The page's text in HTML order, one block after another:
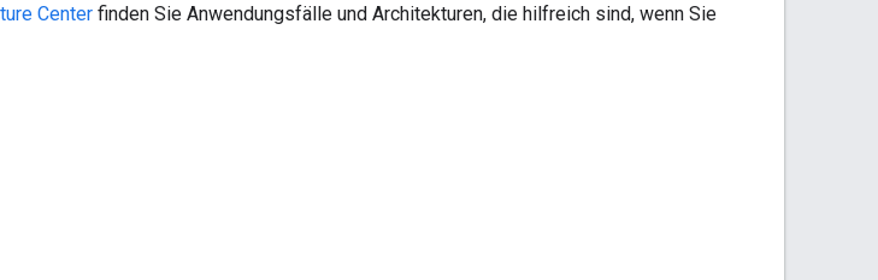
Center finden Sie Anwendungsfälle und Architekturen, die hilfreich sind, wenn Sie